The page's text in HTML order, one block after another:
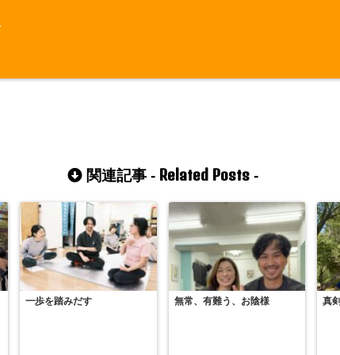
関連記事 - Related Posts-
一歩を踏みだす 無常、有難う、お陰様 真